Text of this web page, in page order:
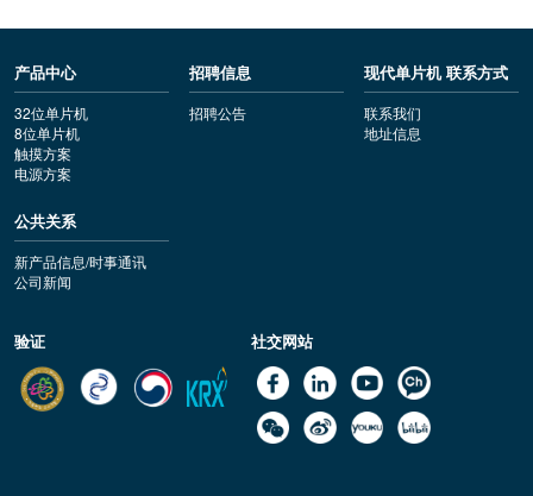
产品中心
32位单片机
8位单片机
触摸方案
电源方案
招聘信息
招聘公告
现代单片机 联系方式
联系我们
地址信息
公共关系
新产品信息/时事通讯
公司新闻
验证 社交网站